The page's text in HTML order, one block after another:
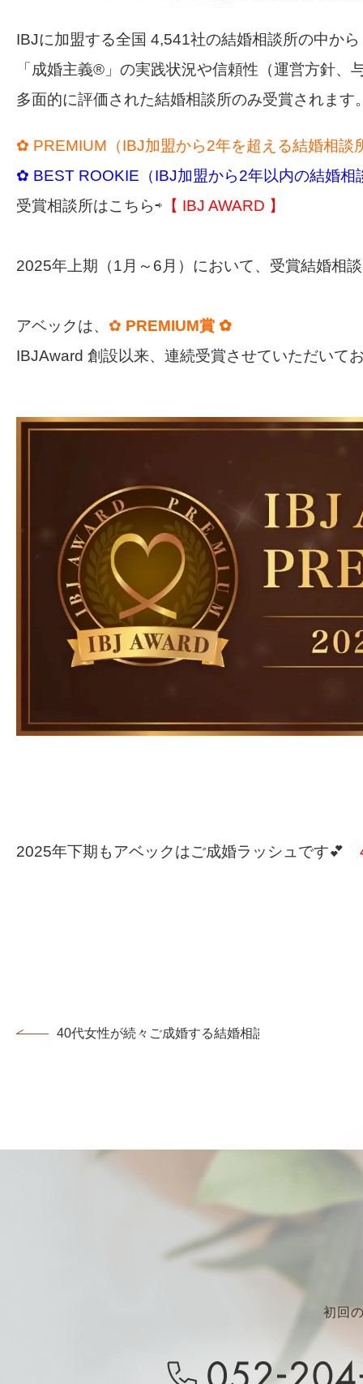
IBJに加盟する全国 4,541社の結婚相談所の中から
「成婚主義®」の実践状況や信頼性（運営方針、
多面的に評価された結婚相談所のみ受賞されます
✿ PREMIUM（IBJ加盟から2年を超える結婚相談
✿ BEST ROOKIE（IBJ加盟から2年以内の結婚相
受賞相談所はこちら⇨ 【 IBJ AWARD 】
2025年上期（1月～6月）において、受賞結婚相
アベックは、 ✿ PREMIUM賞 ✿
IBJAward 創設以来、連続受賞させていただ
2025年下期もアベックはご成婚ラッシュです💕
40代女性が続々ご成婚する結婚相談所💖女性会員様
初回